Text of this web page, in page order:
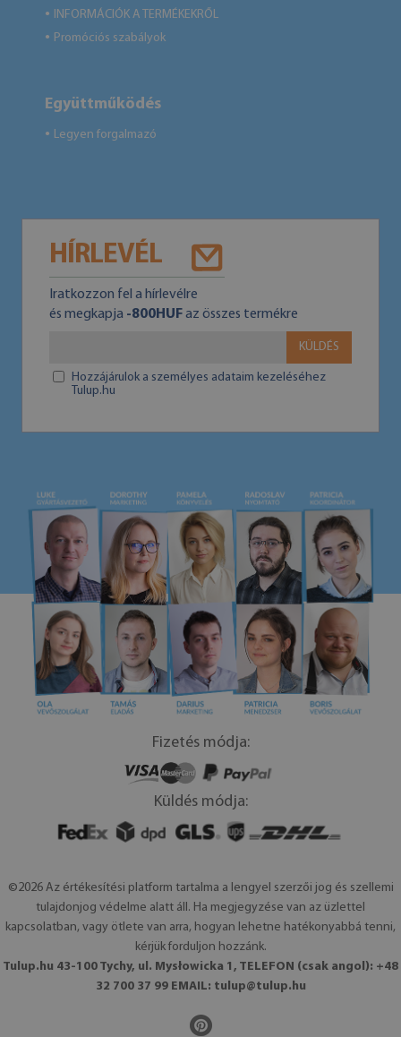
● INFORMÁCIÓK A TERMÉKEKRŐL
● Promóciós szabályok
Együttműködés
● Legyen forgalmazó
HÍRLEVÉL
Iratkozzon fel a hírlevélre
és megkapja -800HUFaz összes termékre
KÜLDÉS
Hozzájárulok a személyes adataim kezeléséhez
Tulup.hu
Fizetés módja:
Küldés módja:
©2026 Az értékesítési platform tartalma a lengyel szerzői jog és szellemi
tulajdonjog védelme alatt áll. Ha megjegyzése van az üzlettel
kapcsolatban, vagy ötlete van arra, hogyan lehetne hatékonyabbá tenni,
kérjük forduljon hozzánk.
Tulup.hu 43-100 Tychy, ul. Mysłowicka 1, TELEFON (csak angol): +48
32 700 37 99 EMAIL: tulup@tulup.hu